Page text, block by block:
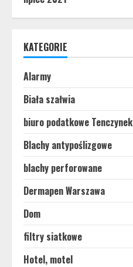
KATEGORIE
Alarmy
Biała szałwia
biuro podatkowe Tenczynek
Blachy antypoślizgowe
blachy perforowane
Dermapen Warszawa
Dom
filtry siatkowe
Hotel, motel